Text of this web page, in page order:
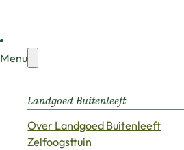
Menu
Landgoed Buitenleeft
Over Landgoed Buitenleeft
Zelfoogsttuin